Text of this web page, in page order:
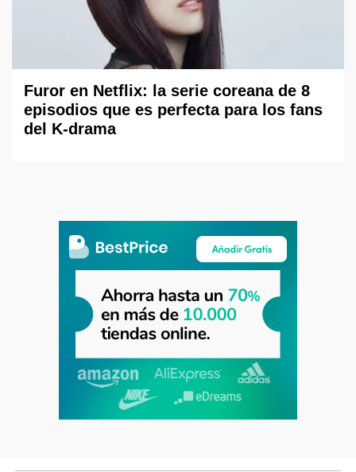
Furor en Netflix: la serie coreana de 8
episodios que es perfecta para los fans
del K-drama